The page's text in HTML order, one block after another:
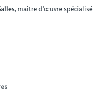
, maître d’œuvre